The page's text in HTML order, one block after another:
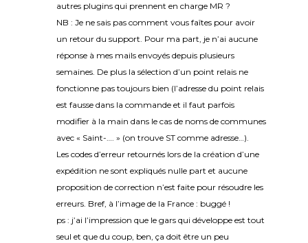
autres plugins qui prennent en charge MR ?
NB : Je ne sais pas comment vous faîtes pour avoir
un retour du support. Pour ma part, je n’ai aucune
réponse à mes mails envoyés depuis plusieurs
semaines. De plus la sélection d’un point relais ne
fonctionne pas toujours bien (l’adresse du point relais
est fausse dans la commande et il faut parfois
modifier à la main dans le cas de noms de communes
avec « Saint-…. » (on trouve ST comme adresse…).
Les codes d’erreur retournés lors de la création d’une
expédition ne sont expliqués nulle part et aucune
proposition de correction n’est faite pour résoudre les
erreurs. Bref, à l’image de la France : buggé !
ps : j’ai l’impression que le gars qui développe est tout
seul et que du coup, ben, ça doit être un peu